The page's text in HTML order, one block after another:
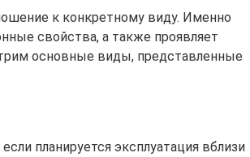
к конкретному виду. Именно
свойства, а также проявляет
основные виды, представленные
планируется эксплуатация вблизи